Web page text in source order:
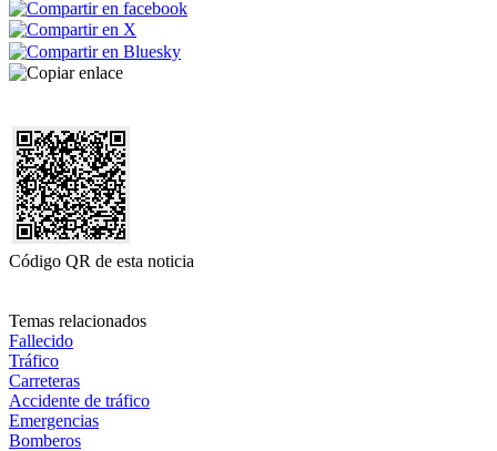
Código QR de esta noticia
Temas relacionados
Fallecido
Tráfico
Carreteras
Accidente de tráfico
Emergencias
Bomberos